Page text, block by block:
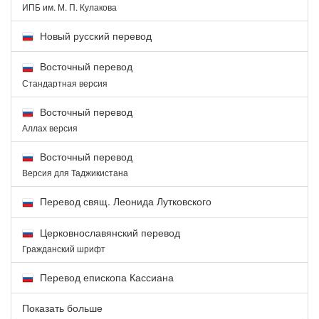
ИПБ им. М. П. Кулакова
Новый русский перевод
Восточный перевод
Стандартная версия
Восточный перевод
Аллах версия
Восточный перевод
Версия для Таджикистана
Перевод свящ. Леонида Лутковского
Церковнославянский перевод
Гражданский шрифт
Перевод епископа Кассиана
Показать больше